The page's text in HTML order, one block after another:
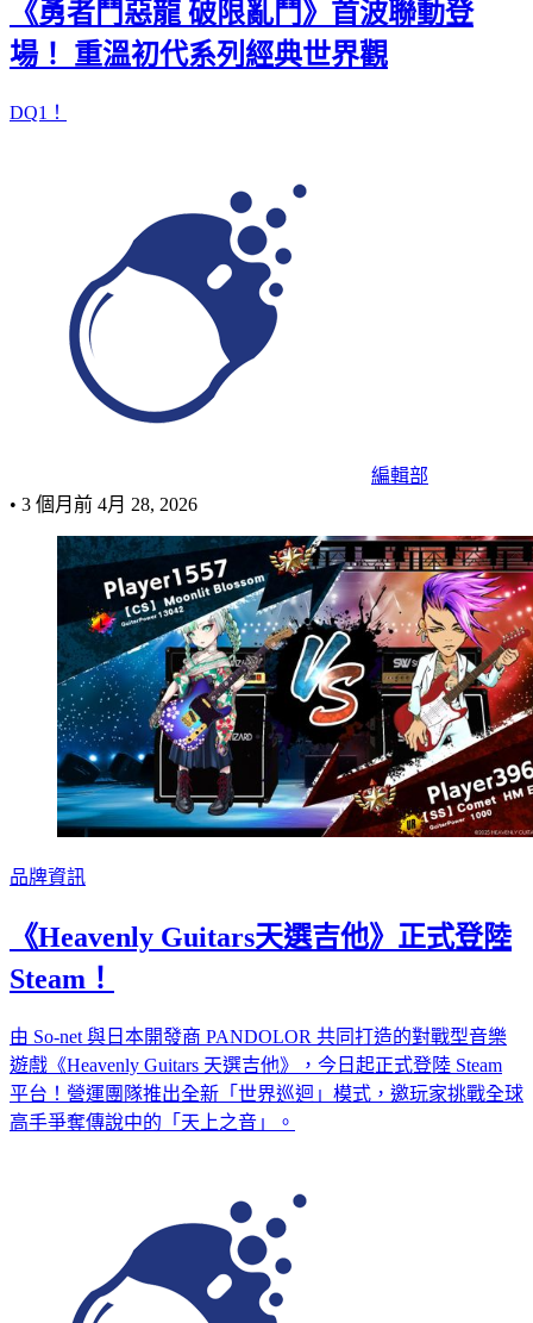
《勇者鬥惡龍 破限亂鬥》首波聯動登
場！ 重溫初代系列經典世界觀
DQ1！
編輯部
• 3 個月前 4月 28, 2026
品牌資訊
《Heavenly Guitars天選吉他》正式登陸
Steam！
由 So-net 與日本開發商 PANDOLOR 共同打造的對戰型音樂
遊戲《Heavenly Guitars 天選吉他》，今日起正式登陸 Steam
平台！營運團隊推出全新「世界巡迴」模式，邀玩家挑戰全球
高手爭奪傳說中的「天上之音」。